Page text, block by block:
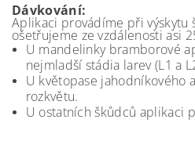
Dávkování:
Aplikaci provádíme při výskytu
ošetřujeme ze vzdálenosti asi
U mandelinky bramborové
nejmladší stádia larev (L1 a
U květopase jahodníkového
rozkvětu.
U ostatních škůdců aplikaci